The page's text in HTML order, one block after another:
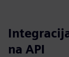
na API